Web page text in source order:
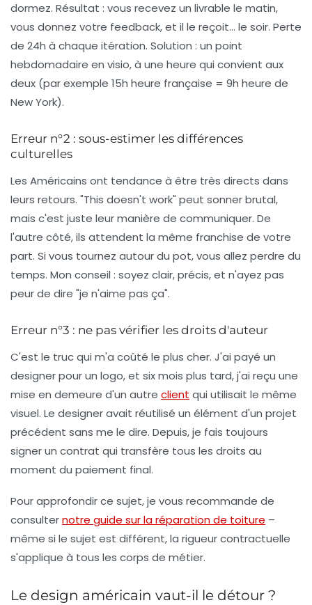
dormez. Résultat : vous recevez un livrable le matin,
vous donnez votre feedback, et il le reçoit... le soir. Perte
de 24h à chaque itération. Solution : un point
hebdomadaire en visio, à une heure qui convient aux
deux (par exemple 15h heure française = 9h heure de
New York).
Erreur n°2 : sous-estimer les différences
culturelles
Les Américains ont tendance à être très directs dans
leurs retours. "This doesn't work" peut sonner brutal,
mais c'est juste leur manière de communiquer. De
l'autre côté, ils attendent la même franchise de votre
part. Si vous tournez autour du pot, vous allez perdre du
temps. Mon conseil : soyez clair, précis, et n'ayez pas
peur de dire "je n'aime pas ça".
Erreur n°3 : ne pas vérifier les droits d'auteur
C'est le truc qui m'a coûté le plus cher. J'ai payé un
designer pour un logo, et six mois plus tard, j'ai reçu une
mise en demeure d'un autre client qui utilisait le même
visuel. Le designer avait réutilisé un élément d'un projet
précédent sans me le dire. Depuis, je fais toujours
signer un contrat qui transfère tous les droits au
moment du paiement final.
Pour approfondir ce sujet, je vous recommande de
consulternotre guide sur la réparation de toiture –
même si le sujet est différent, la rigueur contractuelle
s'applique à tous les corps de métier.
Le design américain vaut-il le détour ?